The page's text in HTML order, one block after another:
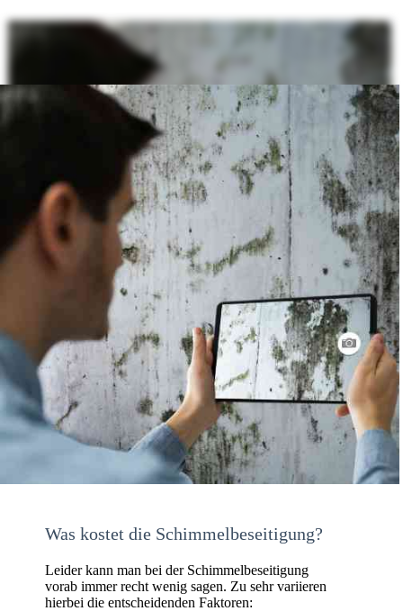
Was kostet die Schimmelbeseitigung?
Leider kann man bei der Schimmelbeseitigung
vorab immer recht wenig sagen. Zu sehr variieren
hierbei die entscheidenden Faktoren: